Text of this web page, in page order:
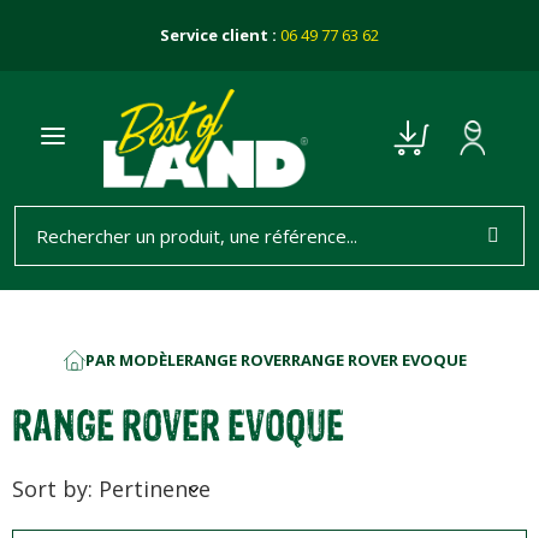
Service client : 06 49 77 63 62
PAR MODÈLERANGE ROVERRANGE ROVER EVOQUE
RANGE ROVER EVOQUE
Sort by: Pertinence